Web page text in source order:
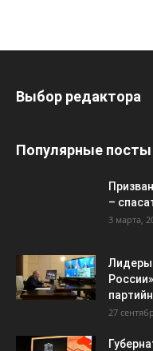
Выбор редактора
Популярные посты
–
3 марта,
Лидеры
27